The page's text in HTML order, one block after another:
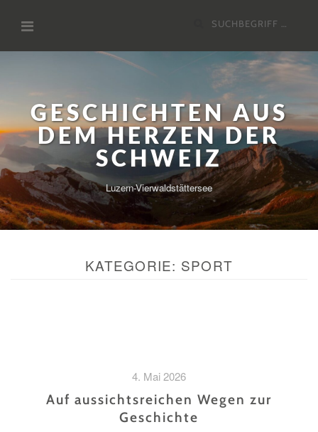
Inhalt
Suchen
GESCHICHTEN AUS
DEM HERZEN DER
SCHWEIZ
Luzern-Vierwaldstättersee
KATEGORIE: SPORT
4. Mai 2026
Auf aussichtsreichen Wegen zur
Geschichte